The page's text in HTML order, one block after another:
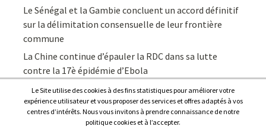
Le Sénégal et la Gambie concluent un accord définitif
sur la délimitation consensuelle de leur frontière
commune
La Chine continue d’épauler la RDC dans sa lutte
contre la 17è épidémie d’Ebola
Le Site utilise des cookies à des fins statistiques pour améliorer votre
expérience utilisateur et vous proposer des services et offres adaptés à vos
centres d’intérêts. Nous vous invitons à prendre connaissance de notre
politique cookies et à l’accepter.